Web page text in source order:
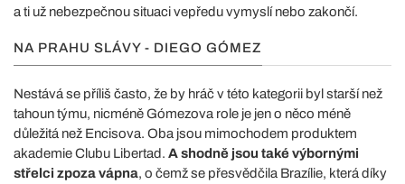
a ti už nebezpečnou situaci vepředu vymyslí nebo zakončí.
NA PRAHU SLÁVY - DIEGO GÓMEZ
Nestává se příliš často, že by hráč v této kategorii byl starší než
tahoun týmu, nicméně Gómezova role je jen o něco méně
důležitá než Encisova. Oba jsou mimochodem produktem
akademie Clubu Libertad. A shodně jsou také výbornými
střelci zpoza vápna, o čemž se přesvědčila Brazílie, která díky